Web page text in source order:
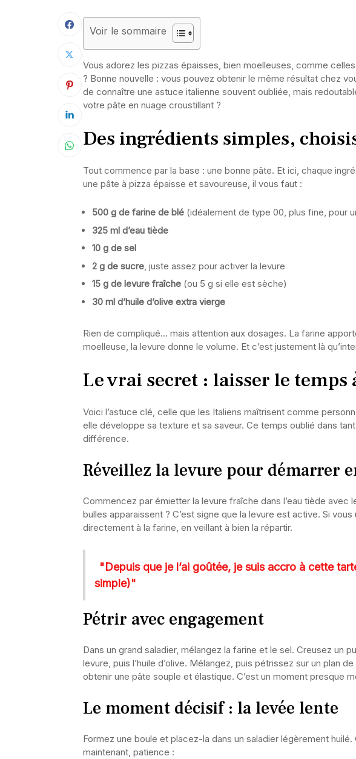
Voir le sommaire
Vous adorez les pizzas épaisses, bien moelleuses, comme
? Bonne nouvelle : vous pouvez obtenir le même résultat chez
de connaître une astuce italienne souvent oubliée, mais
votre pâte en nuage croustillant ?
Des ingrédients simples,
Tout commence par la base : une bonne pâte. Et ici, chaque
une pâte à pizza épaisse et savoureuse, il vous faut :
500 g de farine de blé (idéalement de type 00, plus fine, pour
325 ml d’eau tiède
10 g de sel
2 g de sucre , juste assez pour activer la levure
15 g de levure fraîche (ou 5 g si elle est sèche)
30 ml d’huile d’olive extra vierge
Rien de compliqué… mais attention aux dosages. La farine
moelleuse, la levure donne le volume. Et c’est justement là
Le vrai secret : laisser le temps
Voici l’astuce clé, celle que les Italiens maîtrisent comme
elle développe sa texture et sa saveur. Ce temps oublié dans
différence.
Réveillez la levure pour démarrer
Commencez par émietter la levure fraîche dans l’eau tiède avec
bulles apparaissent ? C’est signe que la levure est active. Si
directement à la farine, en veillant à bien la répartir.
"Depuis que je l’ai goûtée, je suis accro à cette
simple)"
Pétrir avec engagement
Dans un grand saladier, mélangez la farine et le sel. Creusez un
levure, puis l’huile d’olive. Mélangez, puis pétrissez sur un plan
obtenir une pâte souple et élastique. C’est un moment presque
Le moment décisif : la levée lente
Formez une boule et placez-la dans un saladier légèrement
maintenant, patience :